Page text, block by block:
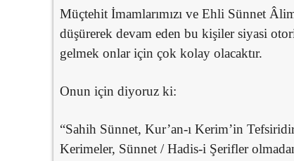
Müçtehit İmamlarımızı ve Ehli Sünnet
düşürerek devam eden bu kişiler siyasi
gelmek onlar için çok kolay olacaktır.
Onun için diyoruz ki:
“Sahih Sünnet, Kur’an-ı Kerim’in
Kerimeler, Sünnet / Hadis-i Şerifler